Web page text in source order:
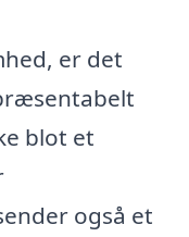
er det
blot et
også et